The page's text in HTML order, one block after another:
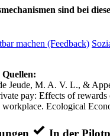
sind bei
machen (Feedback)
Quellen:
Jeude, M. A. V. L., &
pay: Effects of rewards
workplace. Ecological
In der